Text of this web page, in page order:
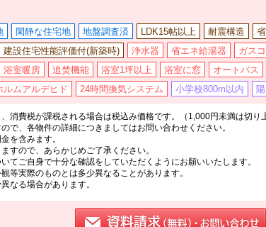
閑静な住宅地 地盤調査済 LDK15帖以上 耐震構造
建設住宅性能評価付(新築時) 浄水器 省エネ給湯器 ガス
浴室暖房 追焚機能 浴室1坪以上 浴室に窓 オートバス
ルムアルデヒド 24時間換気システム 小学校800m以内
消費税が課税される場合は税込み価格です。（1,000円未満は切り
で、各物件の詳細につきましてはお問い合わせください。
を含みます。
すので、あらかじめご了承ください。
てご自身で十分な確認をしていただくようにお願いいたします。
等実際のものとは多少異なることがあります。
なる場合があります。